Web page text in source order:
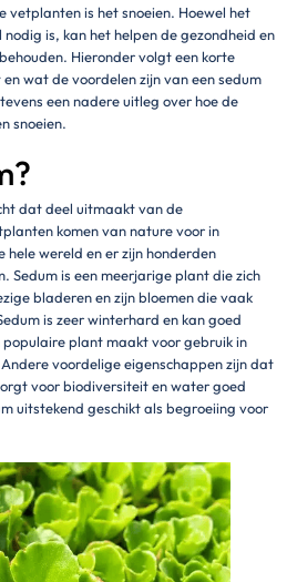
vetplanten is het snoeien. Hoewel het
nodig is, kan het helpen de gezondheid en
Hieronder volgt een korte
wat de voordelen zijn van een sedum
een nadere uitleg over hoe de
snoeien.
dat deel uitmaakt van de
komen van nature voor in
wereld en er zijn honderden
Sedum is een meerjarige plant die zich
bladeren en zijn bloemen die vaak
is zeer winterhard en kan goed
plant maakt voor gebruik in
voordelige eigenschappen zijn dat
voor biodiversiteit en water goed
uitstekend geschikt als begroeiing voor